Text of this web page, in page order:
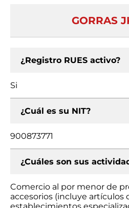
GORRAS
¿Registro RUES activo?
Si
¿Cuál es su NIT?
900873771
¿Cuáles son sus
Comercio al por menor de
accesorios (incluye artículos